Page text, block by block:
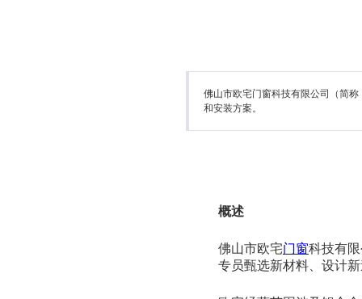
佛山市欧宅门窗科技有限公司（简
和安装方案。
概述
佛山市欧宅门窗科技有
专员甄选新材料、设计